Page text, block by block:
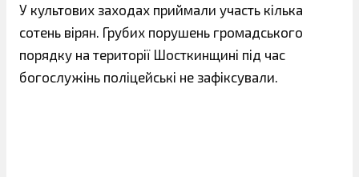
У культових заходах приймали участь кілька
сотень вірян. Грубих порушень громадського
порядку на території Шосткинщині під час
богослужінь поліцейські не зафіксували.